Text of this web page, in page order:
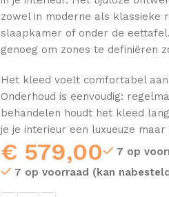
zowel in moderne als klassieke
slaapkamer of onder de
genoeg om zones te definiëren
Het kleed voelt comfortabel
Onderhoud is eenvoudig:
behandelen houdt het kleed
je je interieur een luxueuze
€ 579,00
7 op
7 op voorraad (kan